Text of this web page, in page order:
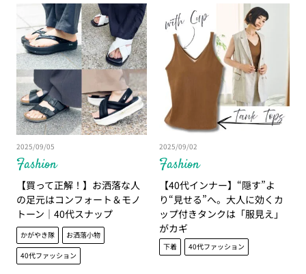
Fashion
2025/09/05
【買って正解！】お洒落な人
の足元はコンフォート＆モノ
トーン｜40代スナップ
かがやき隊
お洒落小物
40代ファッション
Fashion
2025/09/02
【40代インナー】“隠す”よ
り“見せる”へ。大人に効くカ
ップ付きタンクは「服見え」
がカギ
下着 40代ファッション